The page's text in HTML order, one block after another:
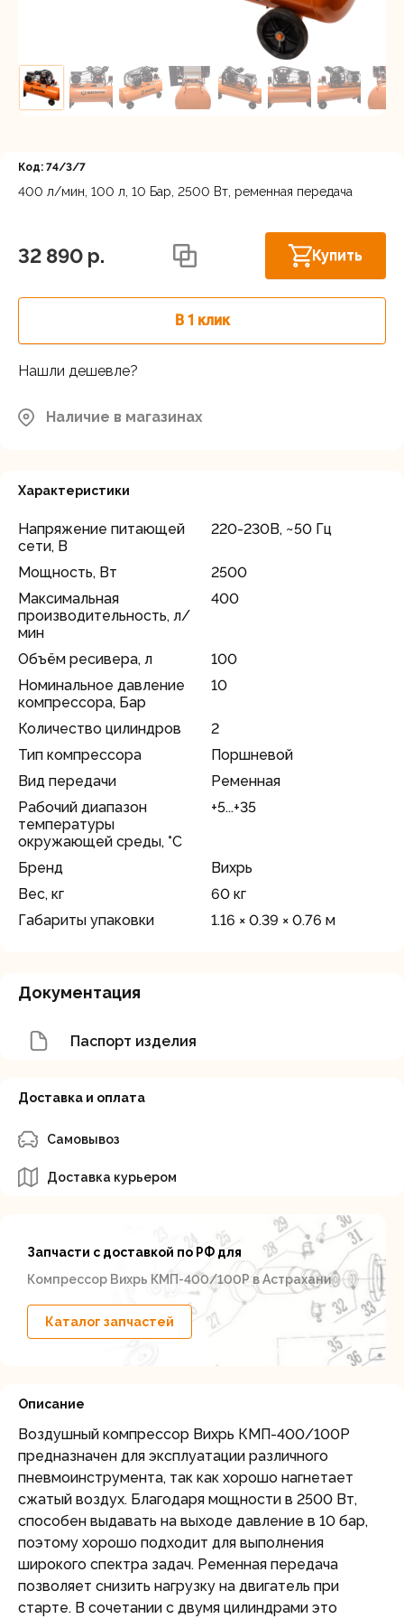
Код: 74/3/7
400 л/мин, 100 л, 10 Бар, 2500 Вт, ременная передача
32 890 p. Купить
В 1 клик
Нашли дешевле?
Наличие в магазинах
Характеристики
Напряжение питающей
сети, В
220-230В, ~50 Гц
Мощность, Вт
2500
Максимальная
производительность, л/
мин
400
Объём ресивера, л
100
Номинальное давление
компрессора, Бар
10
Количество цилиндров
2
Тип компрессора
Поршневой
Вид передачи
Ременная
Рабочий диапазон
температуры
окружающей среды, °C
+5...+35
Бренд
Вихрь
Вес, кг
60 кг
Габариты упаковки
1.16 × 0.39 × 0.76 м
Документация
Паспорт изделия
Доставка и оплата
Самовывоз
Доставка курьером
Запчасти с доставкой по РФ для
Компрессор Вихрь КМП-400/100Р в Астрахани
Каталог запчастей
Описание
Воздушный компрессор Вихрь КМП-400/100Р
предназначен для эксплуатации различного
пневмоинструмента, так как хорошо нагнетает
сжатый воздух. Благодаря мощности в 2500 Вт,
способен выдавать на выходе давление в 10 бар,
поэтому хорошо подходит для выполнения
широкого спектра задач. Ременная передача
позволяет снизить нагрузку на двигатель при
старте. В сочетании с двумя цилиндрами это